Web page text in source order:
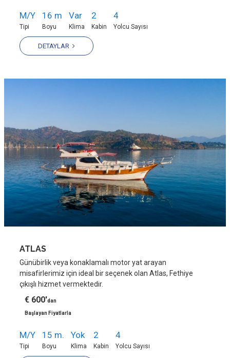
M/Y
Tipi
16 m
Boyu
Var
Klima
2
Kabin
4
Yolcu Sayısı
DETAYLAR
ATLAS
Günübirlik veya konaklamalı motor yat arayan
misafirlerimiz için ideal bir seçenek olan Atlas, Fethiye
çıkışlı hizmet vermektedir.
€ 600'dan
Başlayan Fiyatlarla
M/Y
Tipi
15 m.
Boyu
Yok
Klima
2
Kabin
4
Yolcu Sayısı